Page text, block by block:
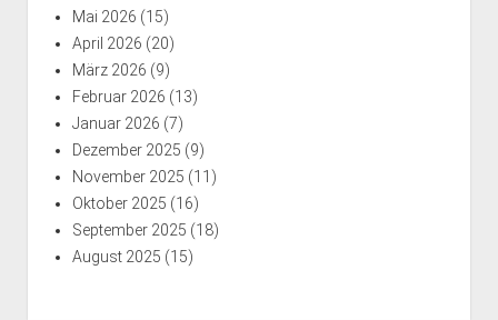
Mai 2026 (15)
April 2026 (20)
März 2026 (9)
Februar 2026 (13)
Januar 2026 (7)
Dezember 2025 (9)
November 2025 (11)
Oktober 2025 (16)
September 2025 (18)
August 2025 (15)